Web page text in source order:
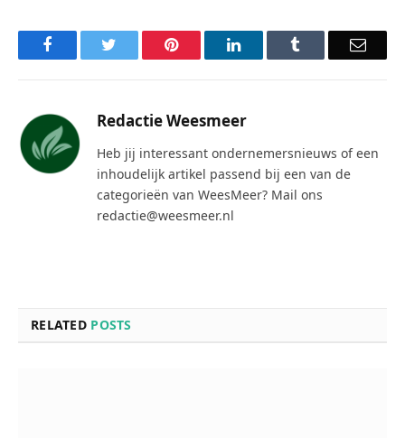
Facebook Pinterest LinkedIn Email
Redactie Weesmeer
Heb jij interessant ondernemersnieuws of een
inhoudelijk artikel passend bij een van de
categorieën van WeesMeer? Mail ons
redactie@weesmeer.nl
RELATED POSTS